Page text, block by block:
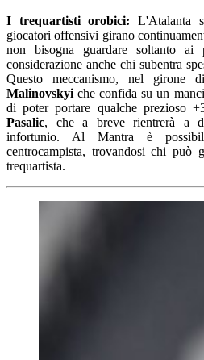
I trequartisti orobici: L'Atalanta
giocatori offensivi girano
non bisogna guardare soltanto ai
considerazione anche chi subentra
Questo meccanismo, nel girone
Malinovskyi che confida su un
di poter portare qualche prezioso
Pasalic, che a breve rientrerà a
infortunio. Al Mantra è
centrocampista, trovandosi chi può
trequartista.